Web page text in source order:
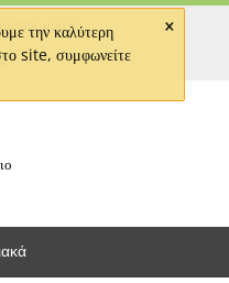
×
την καλύτερη
site, συμφωνείτε
μου